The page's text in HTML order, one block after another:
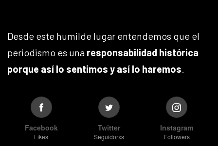
Desde este humilde lugar entendemos que el
periodismo es una responsabilidad histórica
porque así lo sentimos y así lo haremos.
Facebook
Likes
Twitter
Seguidorxs
Instagram
Followers